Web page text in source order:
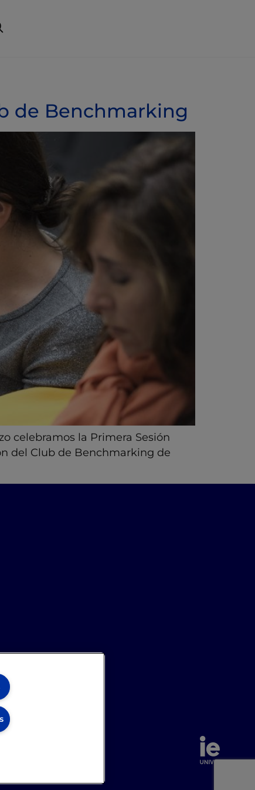
de Benchmarking
celebramos la Primera Sesión
del Club de Benchmarking de